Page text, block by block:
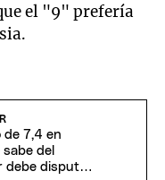
el "9" prefería
de 7,4 en
del
debe disputar